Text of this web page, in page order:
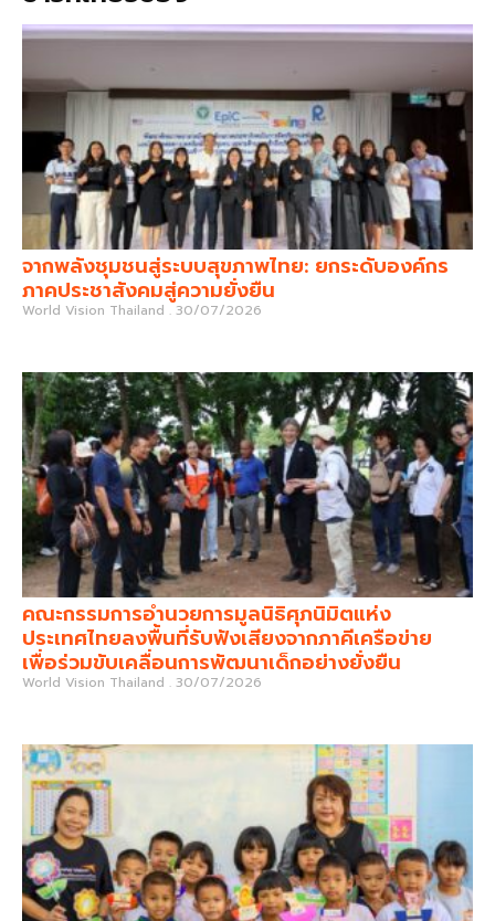
จากพลังชุมชนสู่ระบบสุขภาพไทย: ยกระดับองค์กร
ภาคประชาสังคมสู่ความยั่งยืน
World Vision Thailand 30/07/2026
คณะกรรมการอำนวยการมูลนิธิศุภนิมิตแห่ง
ประเทศไทยลงพื้นที่รับฟังเสียงจากภาคีเครือข่าย
เพื่อร่วมขับเคลื่อนการพัฒนาเด็กอย่างยั่งยืน
World Vision Thailand 30/07/2026